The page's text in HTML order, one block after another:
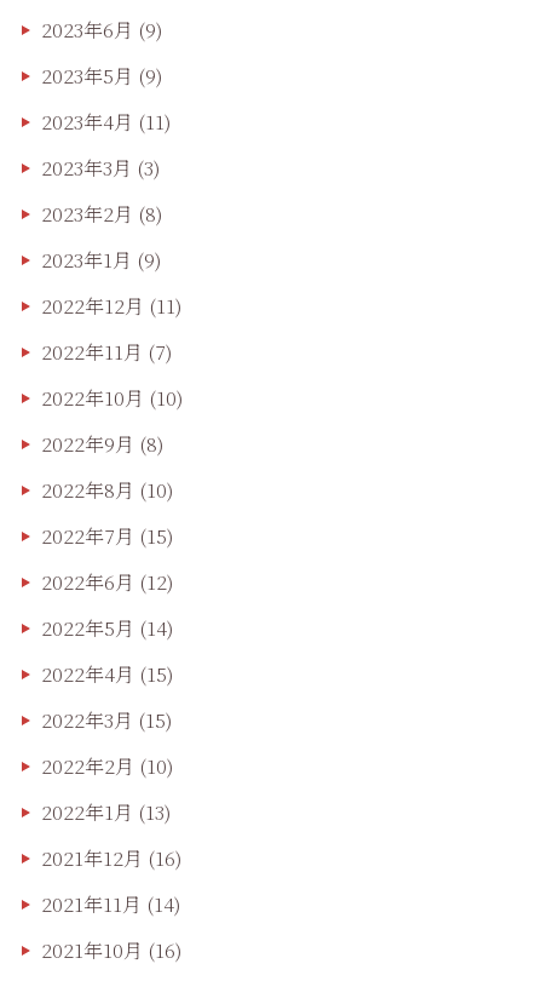
2023年6月 (9)
2023年5月 (9)
2023年4月 (11)
2023年3月 (3)
2023年2月 (8)
2023年1月 (9)
2022年12月 (11)
2022年11月 (7)
2022年10月 (10)
2022年9月 (8)
2022年8月 (10)
2022年7月 (15)
2022年6月 (12)
2022年5月 (14)
2022年4月 (15)
2022年3月 (15)
2022年2月 (10)
2022年1月 (13)
2021年12月 (16)
2021年11月 (14)
2021年10月 (16)